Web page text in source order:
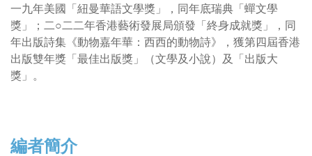
一九年美國「紐曼華語文學獎」，同年底瑞典「蟬文學
獎」；二○二二年香港藝術發展局頒發「終身成就獎」，同
年出版詩集《動物嘉年華：西西的動物詩》，獲第四屆香港
出版雙年獎「最佳出版獎」（文學及小說）及「出版大
獎」。
編者簡介